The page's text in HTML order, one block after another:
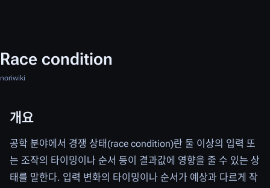
Race condition
noriwiki
개요
공학 분야에서 경쟁 상태(race condition)란 둘 이상의 입력 또
는 조작의 타이밍이나 순서 등이 결과값에 영향을 줄 수 있는 상
태를 말한다. 입력 변화의 타이밍이나 순서가 예상과 다르게 작